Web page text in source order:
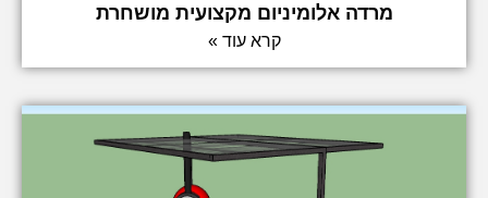
מרדה אלומיניום מקצועית מושחרת
קרא עוד »